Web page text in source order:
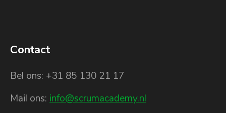
Contact
Bel ons: +31 85 130 21 17
Mail ons: info@scrumacademy.nl